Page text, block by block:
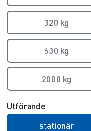
320 kg
630 kg
2000 kg
Utförande
stationär